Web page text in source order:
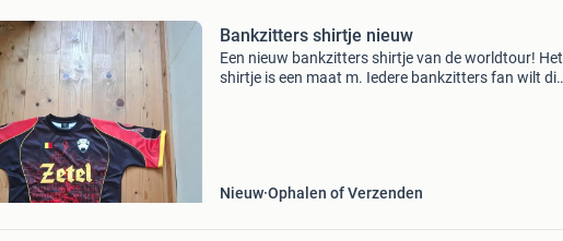
Bankzitters shirtje nieuw
Een nieuw bankzitters shirtje van de worldtour! Het
shirtje is een maat m. Iedere bankzitters fan wilt dit
Nieuw Ophalen of Verzenden